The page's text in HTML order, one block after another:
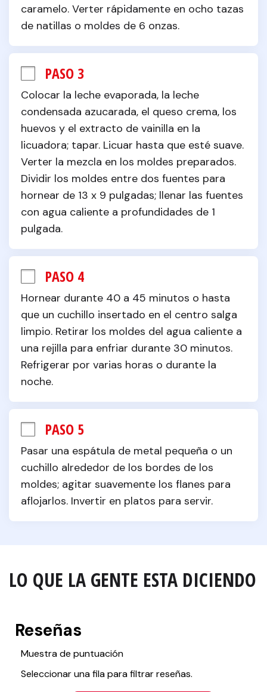
caramelo. Verter rápidamente en ocho tazas
de natillas o moldes de 6 onzas.
PASO 3
Colocar la leche evaporada, la leche
condensada azucarada, el queso crema, los
huevos y el extracto de vainilla en la
licuadora; tapar. Licuar hasta que esté suave.
Verter la mezcla en los moldes preparados.
Dividir los moldes entre dos fuentes para
hornear de 13 x 9 pulgadas; llenar las fuentes
con agua caliente a profundidades de 1
pulgada.
PASO 4
Hornear durante 40 a 45 minutos o hasta
que un cuchillo insertado en el centro salga
limpio. Retirar los moldes del agua caliente a
una rejilla para enfriar durante 30 minutos.
Refrigerar por varias horas o durante la
noche.
PASO 5
Pasar una espátula de metal pequeña o un
cuchillo alrededor de los bordes de los
moldes; agitar suavemente los flanes para
aflojarlos. Invertir en platos para servir.
LO QUE LA GENTE ESTA DICIENDO